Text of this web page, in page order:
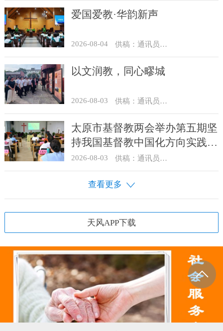
爱国爱教·华韵新声
2026-08-04 供稿：通讯员 景健美
以文润教，同心疁城
2026-08-03 供稿：通讯员 景健美
太原市基督教两会举办第五期坚
持我国基督教中国化方向实践能
力专题培训
2026-08-03 供稿：通讯员 王建春 摄影：史爱梅
查看更多
天风APP下载